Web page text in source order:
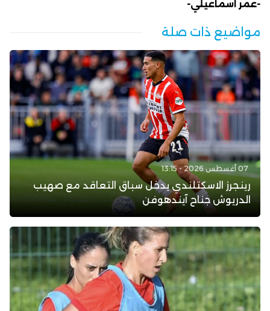
-عمر اسماعيلي-
مواضيع ذات صلة
07 أغسطس 2026 - 13:15
رينجرز الاسكتلندي يدخل سباق التعاقد مع صهيب
الدريوش جناح آيندهوفن